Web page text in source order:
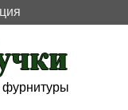
фурнитуры